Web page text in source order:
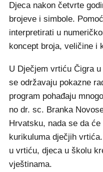
Djeca nakon četvrte
brojeve i simbole.
interpretirati u
koncept broja, veličine i
U Dječjem vrtiću Čigra
se održavaju pokazne
program pohađaju
no dr. sc. Branka
Hrvatsku, nada se da
kurikuluma dječjih
u vrtiću, djeca u školu
vještinama.